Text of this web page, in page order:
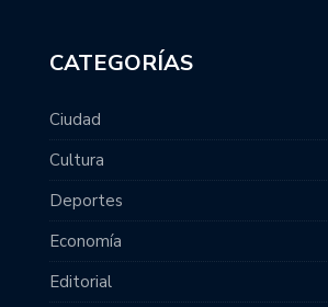
CATEGORÍAS
Ciudad
Cultura
Deportes
Economía
Editorial